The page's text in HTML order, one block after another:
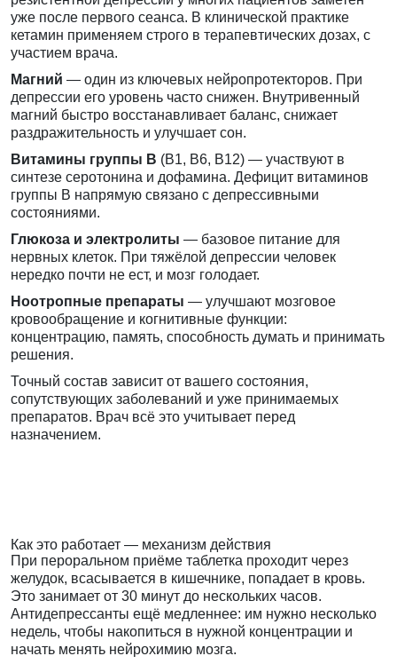
уже после первого сеанса. В клинической практике
кетамин применяем строго в терапевтических дозах, с
участием врача.
Магний — один из ключевых нейропротекторов. При
депрессии его уровень часто снижен. Внутривенный
магний быстро восстанавливает баланс, снижает
раздражительность и улучшает сон.
Витамины группы B (B1, B6, B12) — участвуют в
синтезе серотонина и дофамина. Дефицит витаминов
группы B напрямую связано с депрессивными
состояниями.
Глюкоза и электролиты — базовое питание для
нервных клеток. При тяжёлой депрессии человек
нередко почти не ест, и мозг голодает.
Ноотропные препараты — улучшают мозговое
кровообращение и когнитивные функции:
концентрацию, память, способность думать и принимать
решения.
Точный состав зависит от вашего состояния,
сопутствующих заболеваний и уже принимаемых
препаратов. Врач всё это учитывает перед
назначением.
Как это работает — механизм действия
При пероральном приёме таблетка проходит через
желудок, всасывается в кишечнике, попадает в кровь.
Это занимает от 30 минут до нескольких часов.
Антидепрессанты ещё медленнее: им нужно несколько
недель, чтобы накопиться в нужной концентрации и
начать менять нейрохимию мозга.